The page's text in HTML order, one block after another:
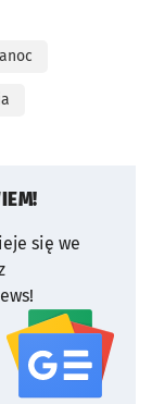
się we
serwisu